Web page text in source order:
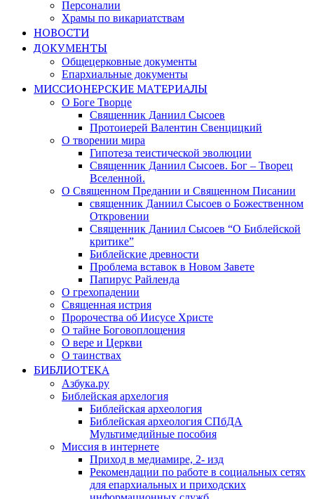
Персоналии
Храмы по викариатствам
НОВОСТИ
ДОКУМЕНТЫ
Общецерковные документы
Епархиальные документы
МИССИОНЕРСКИЕ МАТЕРИАЛЫ
О Боге Творце
Священник Даниил Сысоев
Протоиерей Валентин Свенцицкий
О творении мира
Гипотеза теистической эволюции
Священник Даниил Сысоев. Бог – Творец
Вселенной.
О Священном Предании и Священном Писании
священник Даниил Сысоев о Божественном
Откровении
Священник Даниил Сысоев “О Библейской
критике”
Библейские древности
Проблема вставок в Новом Завете
Папирус Райленда
О грехопадении
Священная истрия
Пророчества об Иисусе Христе
О тайне Боговоплощения
О вере и Церкви
О таинствах
БИБЛИОТЕКА
Азбука.ру
Библейская архелогия
Библейская археология
Библейская археология СПбДА
Мультимедийные пособия
Миссия в интернете
Приход в медиамире, 2- изд
Рекомендации по работе в социальных сетях
для епархиальных и приходских